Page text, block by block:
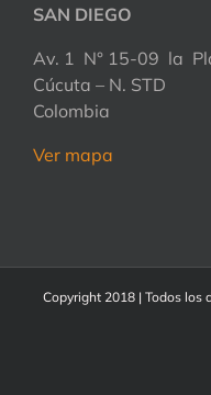
SAN DIEGO
Av. 1 N° 15-09 la
Cúcuta – N. STD
Colombia
Ver mapa
Copyright 2018 | Todos los